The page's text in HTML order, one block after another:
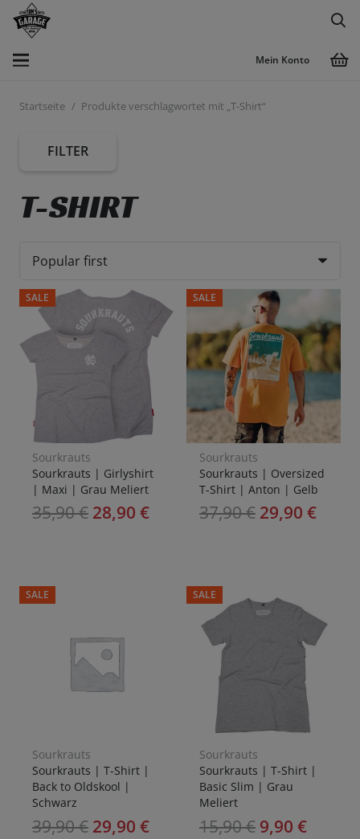
Mein Konto
Startseite / Produkte verschlagwortet mit „T-Shirt“
T-SHIRT
SALE
Sourkrauts
Sourkrauts | Girlyshirt
| Maxi | Grau Meliert
35,90€ 28,90 €
SALE
Sourkrauts
Sourkrauts | Oversized
T-Shirt | Anton | Gelb
37,90€ 29,90 €
SALE
Sourkrauts
Sourkrauts | T-Shirt |
Back to Oldskool |
Schwarz
39,90€ 29,90 €
SALE
Sourkrauts
Sourkrauts | T-Shirt |
Basic Slim | Grau
Meliert
15,90€ 9,90 €
FILTER